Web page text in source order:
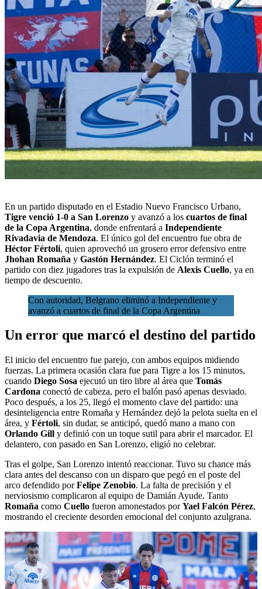
En un partido disputado en el Estadio Nuevo Francisco Urbano,
Tigre venció 1-0 a San Lorenzo y avanzó a los cuartos de final
de la Copa Argentina, donde enfrentará a Independiente
Rivadavia de Mendoza. El único gol del encuentro fue obra de
Héctor Fértoli, quien aprovechó un grosero error defensivo entre
Jhohan Romaña y Gastón Hernández. El Ciclón terminó el
partido con diez jugadores tras la expulsión de Alexis Cuello, ya en
tiempo de descuento.
Con autoridad, Belgrano eliminó a Independiente y
avanzó a cuartos de final de la Copa Argentina
Un error que marcó el destino del partido
El inicio del encuentro fue parejo, con ambos equipos midiendo
fuerzas. La primera ocasión clara fue para Tigre a los 15 minutos,
cuando Diego Sosa ejecutó un tiro libre al área que Tomás
Cardona conectó de cabeza, pero el balón pasó apenas desviado.
Poco después, a los 25, llegó el momento clave del partido: una
desinteligencia entre Romaña y Hernández dejó la pelota suelta en el
área, y Fértoli, sin dudar, se anticipó, quedó mano a mano con
Orlando Gill y definió con un toque sutil para abrir el marcador. El
delantero, con pasado en San Lorenzo, eligió no celebrar.
Tras el golpe, San Lorenzo intentó reaccionar. Tuvo su chance más
clara antes del descanso con un disparo que pegó en el poste del
arco defendido porFelipe Zenobio. La falta de precisión y el
nerviosismo complicaron al equipo de Damián Ayude. Tanto
Romaña como Cuello fueron amonestados porYael Falcón Pérez,
mostrando el creciente desorden emocional del conjunto azulgrana.